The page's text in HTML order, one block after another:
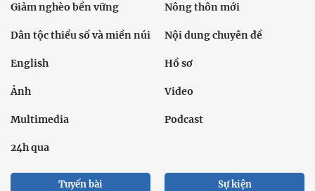
Giảm nghèo bền vững Nông thôn mới
Dân tộc thiểu số và miền núi Nội dung chuyên đề
English Hồ sơ
Ảnh Video
Multimedia Podcast
24h qua
Tuyến bài Sự kiện